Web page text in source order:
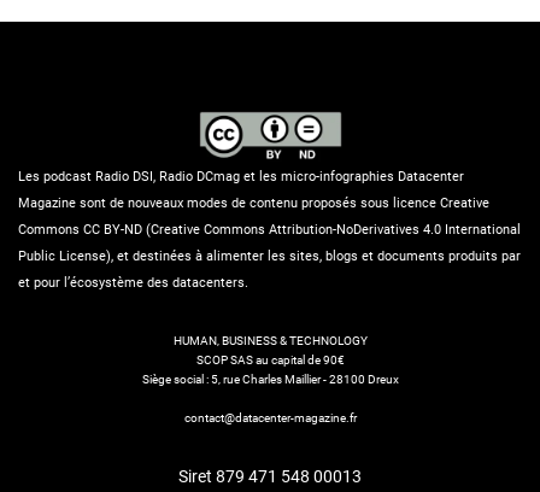
Les podcast Radio DSI, Radio DCmag et les micro-infographies Datacenter
Magazine sont de nouveaux modes de contenu proposés sous licence Creative
Commons CC BY-ND (Creative Commons Attribution-NoDerivatives 4.0 International
Public License), et destinées à alimenter les sites, blogs et documents produits par
et pour l’écosystème des datacenters.
HUMAN, BUSINESS & TECHNOLOGY
SCOP SAS au capital de 90€
Siège social : 5, rue Charles Maillier - 28100 Dreux
contact@datacenter-magazine.fr
Siret 879 471 548 00013